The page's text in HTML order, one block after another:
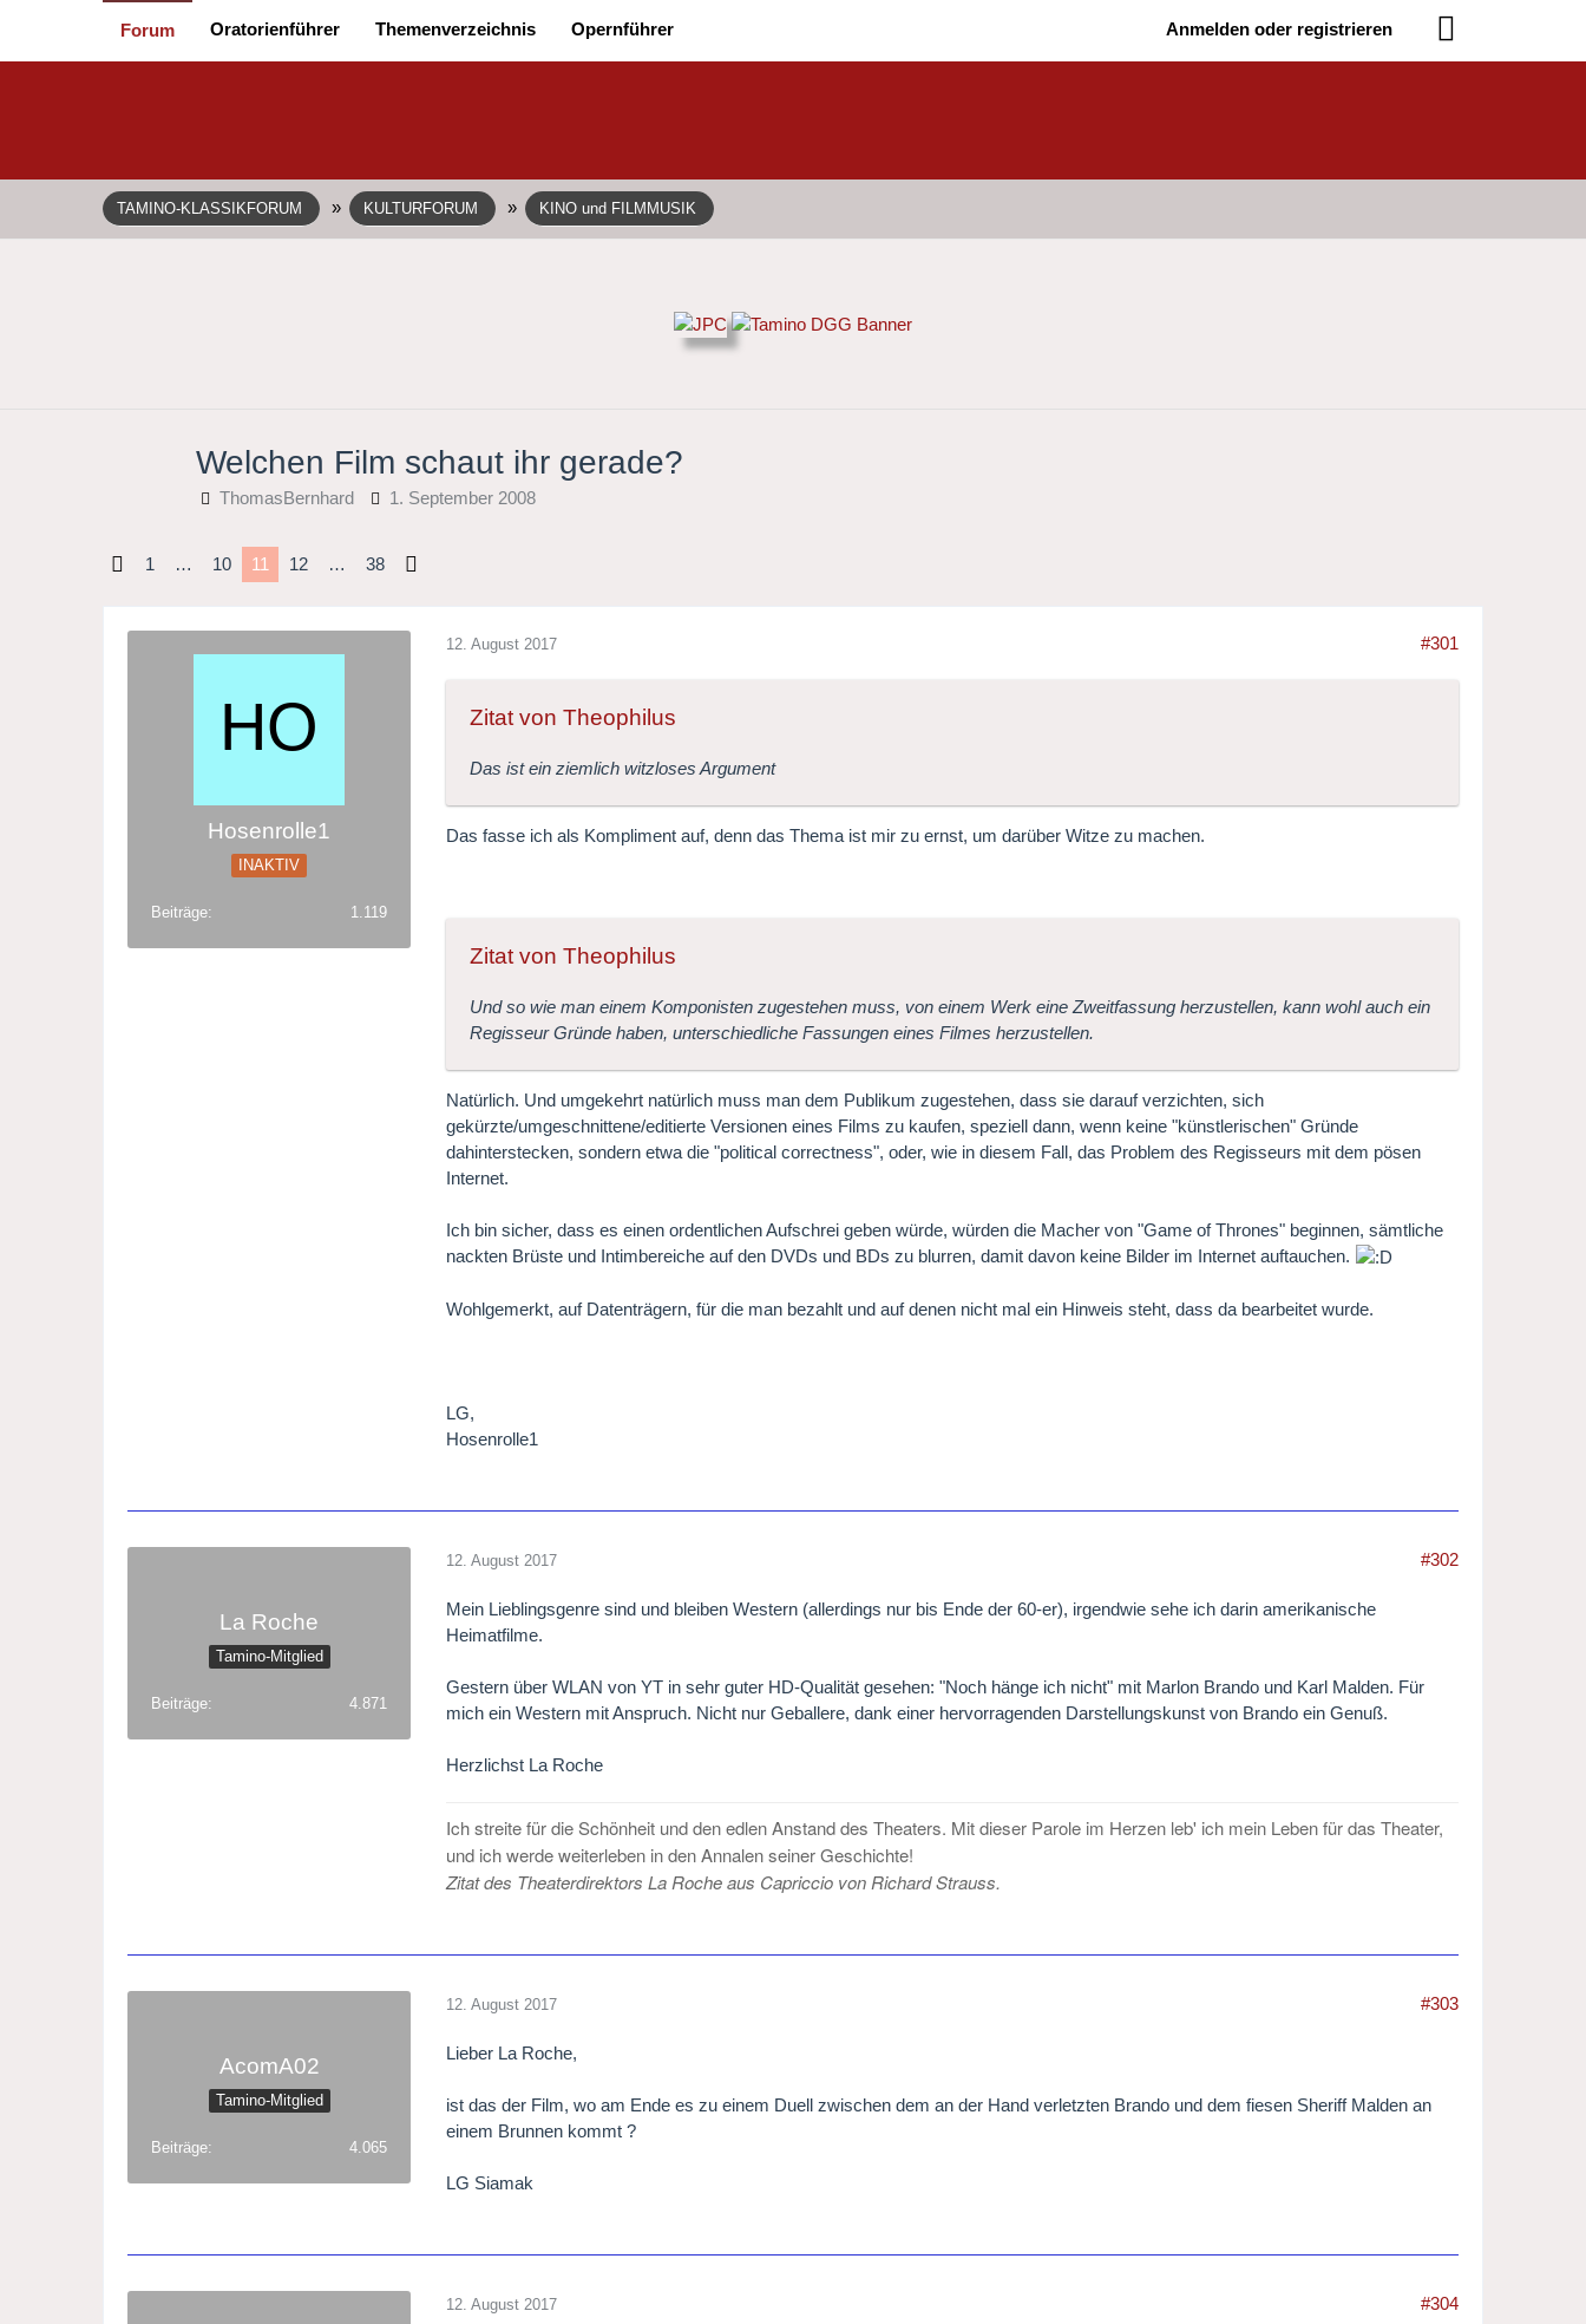
Forum Oratorienführer Themenverzeichnis Opernführer Anmelden oder registrieren
TAMINO-KLASSIKFORUM » KULTURFORUM » KINO und FILMMUSIK
Welchen Film schaut ihr gerade?
ThomasBernhard 1. September 2008
1 … 10 11 12 … 38
Hosenrolle1
INAKTIV
Beiträge 1.119
12. August 2017 #301
Zitat von Theophilus
Das ist ein ziemlich witzloses Argument
Das fasse ich als Kompliment auf, denn das Thema ist mir zu ernst, um darüber Witze zu machen.
Zitat von Theophilus
Und so wie man einem Komponisten zugestehen muss, von einem Werk eine Zweitfassung herzustellen, kann wohl auch ein
Regisseur Gründe haben, unterschiedliche Fassungen eines Filmes herzustellen.
Natürlich. Und umgekehrt natürlich muss man dem Publikum zugestehen, dass sie darauf verzichten, sich
gekürzte/umgeschnittene/editierte Versionen eines Films zu kaufen, speziell dann, wenn keine "künstlerischen" Gründe
dahinterstecken, sondern etwa die "political correctness", oder, wie in diesem Fall, das Problem des Regisseurs mit dem pösen
Internet.
Ich bin sicher, dass es einen ordentlichen Aufschrei geben würde, würden die Macher von "Game of Thrones" beginnen, sämtliche
nackten Brüste und Intimbereiche auf den DVDs und BDs zu blurren, damit davon keine Bilder im Internet auftauchen.
Wohlgemerkt, auf Datenträgern, für die man bezahlt und auf denen nicht mal ein Hinweis steht, dass da bearbeitet wurde.
LG,
Hosenrolle1
La Roche
Tamino-Mitglied
Beiträge 4.871
12. August 2017 #302
Mein Lieblingsgenre sind und bleiben Western (allerdings nur bis Ende der 60-er), irgendwie sehe ich darin amerikanische
Heimatfilme.
Gestern über WLAN von YT in sehr guter HD-Qualität gesehen: "Noch hänge ich nicht" mit Marlon Brando und Karl Malden. Für
mich ein Western mit Anspruch. Nicht nur Geballere, dank einer hervorragenden Darstellungskunst von Brando ein Genuß.
Herzlichst La Roche
Ich streite für die Schönheit und den edlen Anstand des Theaters. Mit dieser Parole im Herzen leb' ich mein Leben für das Theater,
und ich werde weiterleben in den Annalen seiner Geschichte!
Zitat des Theaterdirektors La Roche aus Capriccio von Richard Strauss.
AcomA02
Tamino-Mitglied
Beiträge 4.065
12. August 2017 #303
Lieber La Roche,
ist das der Film, wo am Ende es zu einem Duell zwischen dem an der Hand verletzten Brando und dem fiesen Sheriff Malden an
einem Brunnen kommt ?
LG Siamak
12. August 2017 #304